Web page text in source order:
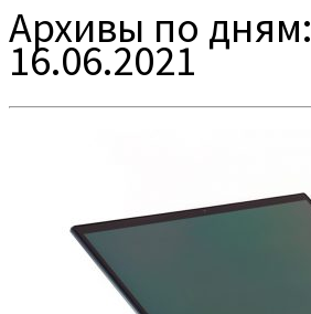
Архивы по дням:
16.06.2021